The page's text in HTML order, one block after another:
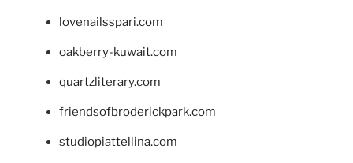
lovenailsspari.com
oakberry-kuwait.com
quartzliterary.com
friendsofbroderickpark.com
studiopiattellina.com